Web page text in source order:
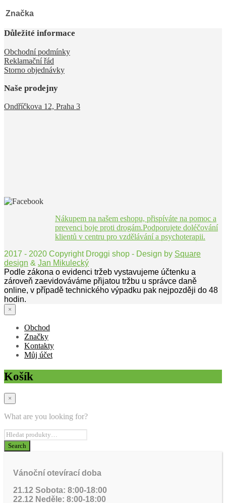
Značka
Důležité informace
Obchodní podmínky
Reklamační řád
Storno objednávky
Naše prodejny
Ondříčkova 12, Praha 3
Nákupem na našem eshopu, přispíváte na pomoc a
prevenci boje proti drogám.Podporujete doléčování
klientů v centru pro vzdělávání a psychoterapii.
2017 - 2020 Copyright Droggi shop - Design by Square
design & Jan Mikulecký
Podle zákona o evidenci tržeb vystavujeme účtenku a
zároveň zaevidováváme přijatou tržbu u správce daně
online, v případě technického výpadku pak nejpozději do 48
hodin.
×
Obchod
Značky
Kontakty
Můj účet
Košík
×
What are you looking for?
Vánoční otevírací doba
21.12 Sobota: 8:00-18:00
22.12 Neděle: 8:00-18:00